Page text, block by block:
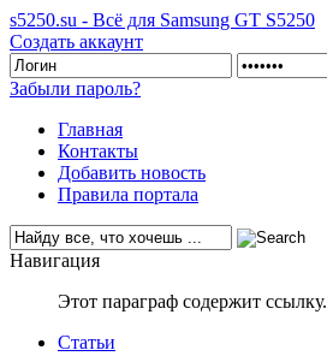
s5250.su - Всё для Samsung GT S5250
Создать аккаунт
Забыли пароль?
Главная
Контакты
Добавить новость
Правила портала
Навигация
Этот параграф содержит ссылку.
Статьи